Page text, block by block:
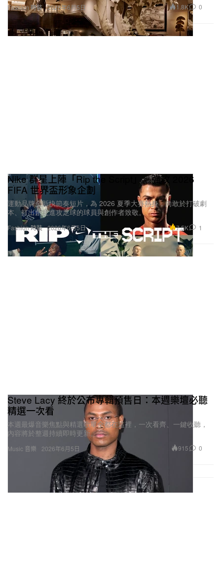
Fashion 時裝 2026年6月5日 1.8K 0
Fashion 時裝
Nike 群星上陣「Rip the Script」 強攻 2026
FIFA 世界盃形象企劃
運動品牌全新快節奏短片，為 2026 夏季大賽熱身，向敢於打破劇
本、打出創意進攻足球的球員與創作者致敬。
2026年6月5日 7.5K 1
Music 音樂
Steve Lacy 終於公布專輯預售日：本週樂壇必聽
精選一次看
本週最爆音樂焦點與精選歌單全都在這裡，一次看齊、一鍵收聽，
內容將於整週持續即時更新。
2026年6月5日 915 0